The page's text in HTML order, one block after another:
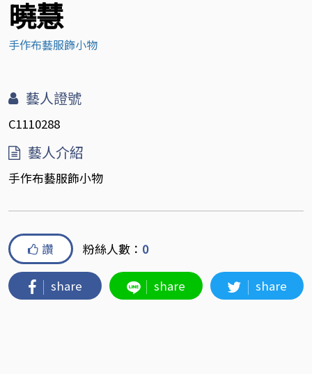
曉慧
手作布藝服飾小物
藝人證號
C1110288
藝人介紹
手作布藝服飾小物
讚 粉絲人數： 0
share share share